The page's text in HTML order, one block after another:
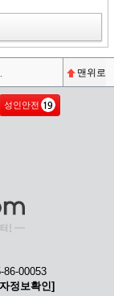
맨위로
성인안전
00053
정보확인]